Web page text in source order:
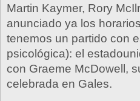
Martin Kaymer, Rory
anunciado ya los
tenemos un partido con
psicológica): el
con Graeme McDowell,
celebrada en Gales.